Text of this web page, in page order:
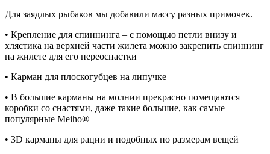
Для заядлых рыбаков мы добавили массу разных примочек.
• Крепление для спиннинга – с помощью петли внизу и
хлястика на верхней части жилета можно закрепить спиннинг
на жилете для его переоснастки
• Карман для плоскогубцев на липучке
• В большие карманы на молнии прекрасно помещаются
коробки со снастями, даже такие большие, как самые
популярные Meiho®
• 3D карманы для рации и подобных по размерам вещей